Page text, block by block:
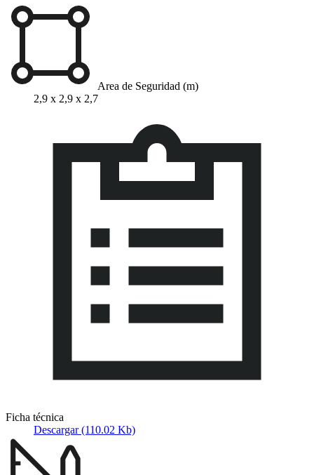
Area de Seguridad (m)
2,9 x 2,9 x 2,7
Ficha técnica
Descargar (110.02 Kb)